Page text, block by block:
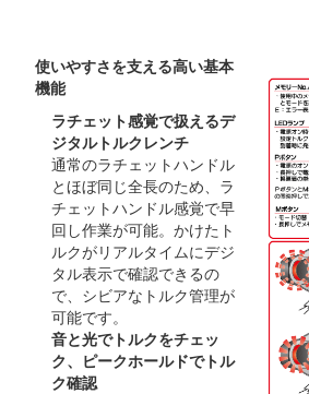
使いやすさを支える高い基本
機能
ラチェット感覚で扱えるデ
ジタルトルクレンチ
通常のラチェットハンドル
とほぼ同じ全長のため、ラ
チェットハンドル感覚で早
回し作業が可能。かけたト
ルクがリアルタイムにデジ
タル表示で確認できるの
で、シビアなトルク管理が
可能です。
音と光でトルクをチェッ
ク、ピークホールドでトル
ク確認